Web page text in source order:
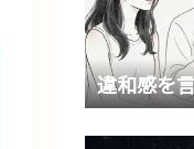
違和感を